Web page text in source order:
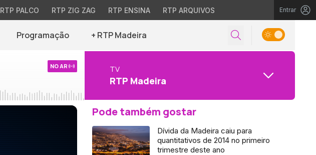
RTP PALCO RTP ZIG ZAG RTP ENSINA RTP ARQUIVOS Entrar
Programação + RTP Madeira
NO AR TV
RTP Madeira
Pode também gostar
Dívida da Madeira caiu para
quantitativos de 2014 no primeiro
trimestre deste ano